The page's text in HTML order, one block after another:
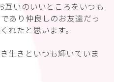
互いのいいところをいつも
あり仲良しのお友達だっ
れたと思います。
生きといつも輝いていま